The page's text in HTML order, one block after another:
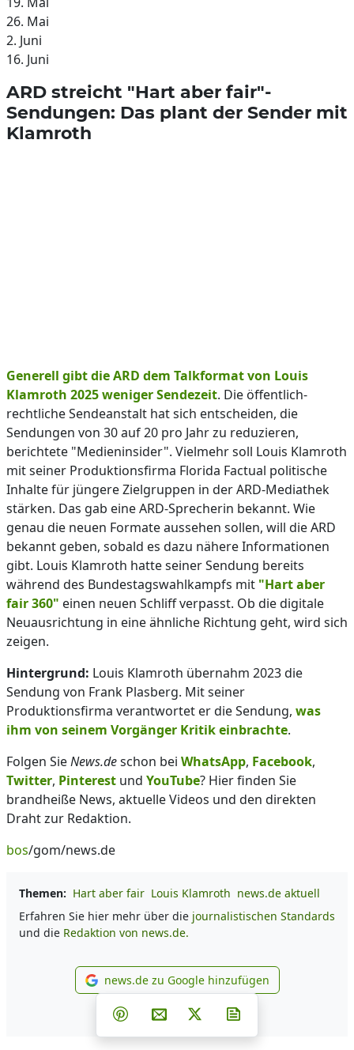
26. Mai
2. Juni
16. Juni
ARD streicht "Hart aber fair"-
Sendungen: Das plant der Sender mit
Klamroth
Generell gibt die ARD dem Talkformat von Louis
Klamroth 2025 weniger Sendezeit. Die öffentlich-
rechtliche Sendeanstalt hat sich entscheiden, die
Sendungen von 30 auf 20 pro Jahr zu reduzieren,
berichtete "Medieninsider". Vielmehr soll Louis Klamroth
mit seiner Produktionsfirma Florida Factual politische
Inhalte für jüngere Zielgruppen in der ARD-Mediathek
stärken. Das gab eine ARD-Sprecherin bekannt. Wie
genau die neuen Formate aussehen sollen, will die ARD
bekannt geben, sobald es dazu nähere Informationen
gibt. Louis Klamroth hatte seiner Sendung bereits
während des Bundestagswahlkampfs mit "Hart aber
fair 360" einen neuen Schliff verpasst. Ob die digitale
Neuausrichtung in eine ähnliche Richtung geht, wird sich
zeigen.
Hintergrund: Louis Klamroth übernahm 2023 die
Sendung von Frank Plasberg. Mit seiner
Produktionsfirma verantwortet er die Sendung, was
ihm von seinem Vorgänger Kritik einbrachte.
Folgen SieNews.deschon bei WhatsApp, Facebook,
Twitter, Pinterest und YouTube? Hier finden Sie
brandheiße News, aktuelle Videos und den direkten
Draht zur Redaktion.
bos/gom/news.de
Themen: Hart aber fair Louis Klamroth news.de aktuell
Erfahren Sie hier mehr über die journalistischen Standards
und die Redaktion von news.de.
news.de zu Google
news.de zu Google hinzufügen
Teilen auf Facebook
Teilen auf Whatsapp
Teilen auf Telegram
Teilen auf Pinterest
Per E-Mail teilen
Post auf X